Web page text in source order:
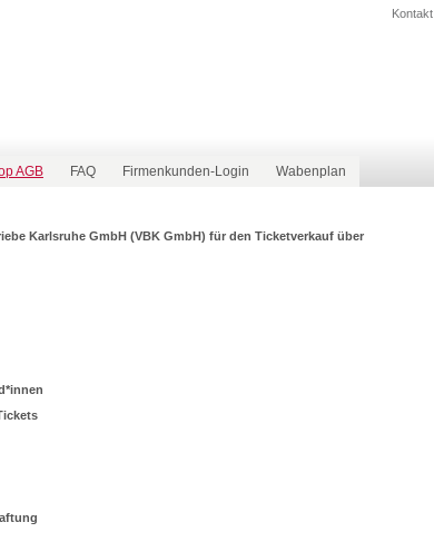
Kontakt
AGB FAQ Firmenkunden-Login Wabenplan
Karlsruhe GmbH (VBK GmbH) für den Ticketverkauf über